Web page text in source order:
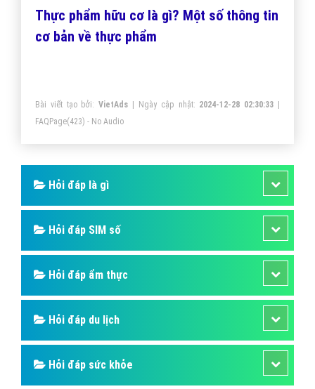
Thực phẩm hữu cơ là gì? Một số thông tin
cơ bản về thực phẩm
Bài viết tạo bởi:VietAds | Ngày cập nhật: 2024-12-28 02:30:33
FAQPage(423) - No Audio
Hỏi đáp là gì
Hỏi đáp SIM số
Hỏi đáp ẩm thực
Hỏi đáp du lịch
Hỏi đáp sức khỏe